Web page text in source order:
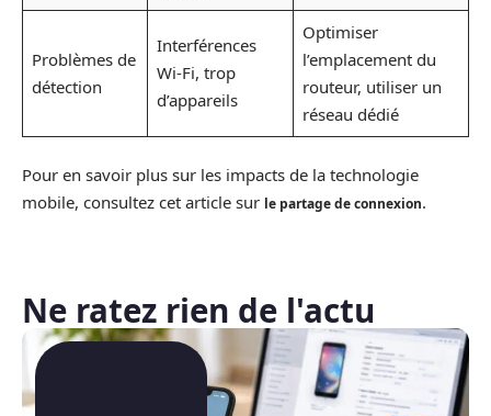
Problèmes de
détection
Interférences
Wi-Fi, trop
d’appareils
Optimiser
l’emplacement du
routeur, utiliser un
réseau dédié
Pour en savoir plus sur les impacts de la technologie
mobile, consultez cet article sur le partage de connexion.
Ne ratez rien de l'actu